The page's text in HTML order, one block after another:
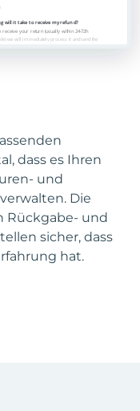
dass es Ihren
und
Die
Rückgabe- und
sicher, dass
hat.